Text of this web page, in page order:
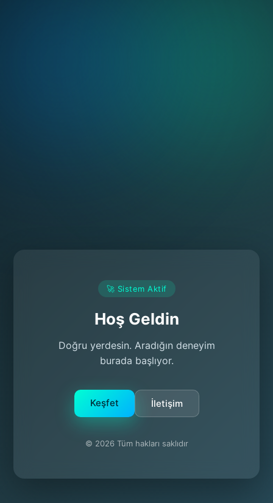
🚀 Sistem Aktif
Hoş Geldin
Doğru yerdesin. Aradığın deneyim
burada başlıyor.
Keşfet İletişim
© 2026 Tüm hakları saklıdır